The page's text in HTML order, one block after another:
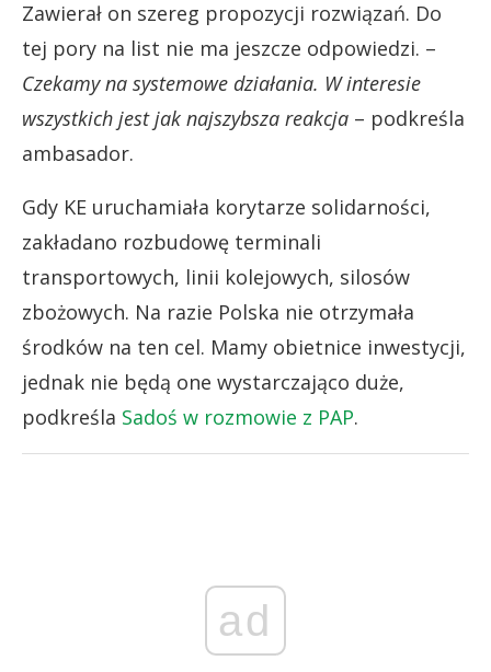
Zawierał on szereg propozycji rozwiązań. Do
tej pory na list nie ma jeszcze odpowiedzi. –
Czekamy na systemowe działania. W interesie
wszystkich jest jak najszybsza reakcja – podkreśla
ambasador.
Gdy KE uruchamiała korytarze solidarności,
zakładano rozbudowę terminali
transportowych, linii kolejowych, silosów
zbożowych. Na razie Polska nie otrzymała
środków na ten cel. Mamy obietnice inwestycji,
jednak nie będą one wystarczająco duże,
podkreśla Sadoś w rozmowie z PAP.
ad